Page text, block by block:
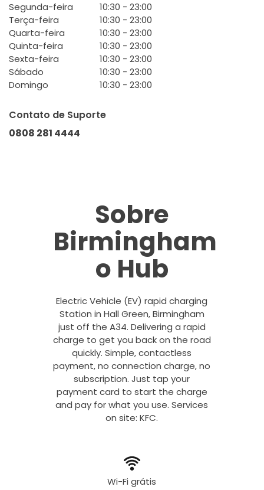
Segunda-feira
10:30 - 23:00
Terça-feira
10:30 - 23:00
Quarta-feira
10:30 - 23:00
Quinta-feira
10:30 - 23:00
Sexta-feira
10:30 - 23:00
Sábado
10:30 - 23:00
Domingo
10:30 - 23:00
Contato de Suporte
0808 281 4444
Sobre
Birmingham
o Hub
Electric Vehicle (EV) rapid charging
Station in Hall Green, Birmingham
just off the A34. Delivering a rapid
charge to get you back on the road
quickly. Simple, contactless
payment, no connection charge, no
subscription. Just tap your
payment card to start the charge
and pay for what you use. Services
on site: KFC.
Wi-Fi grátis